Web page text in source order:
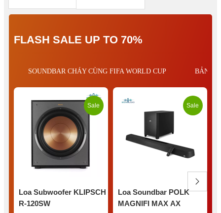
SOUNDBAR CHÁY CÙNG FIFA WORLD CUP BẢN
Sale
Loa Subwoofer KLIPSCH
R-120SW
Sale
Loa Soundbar POLK
MAGNIFI MAX AX
FLASH SALE UP TO 70%